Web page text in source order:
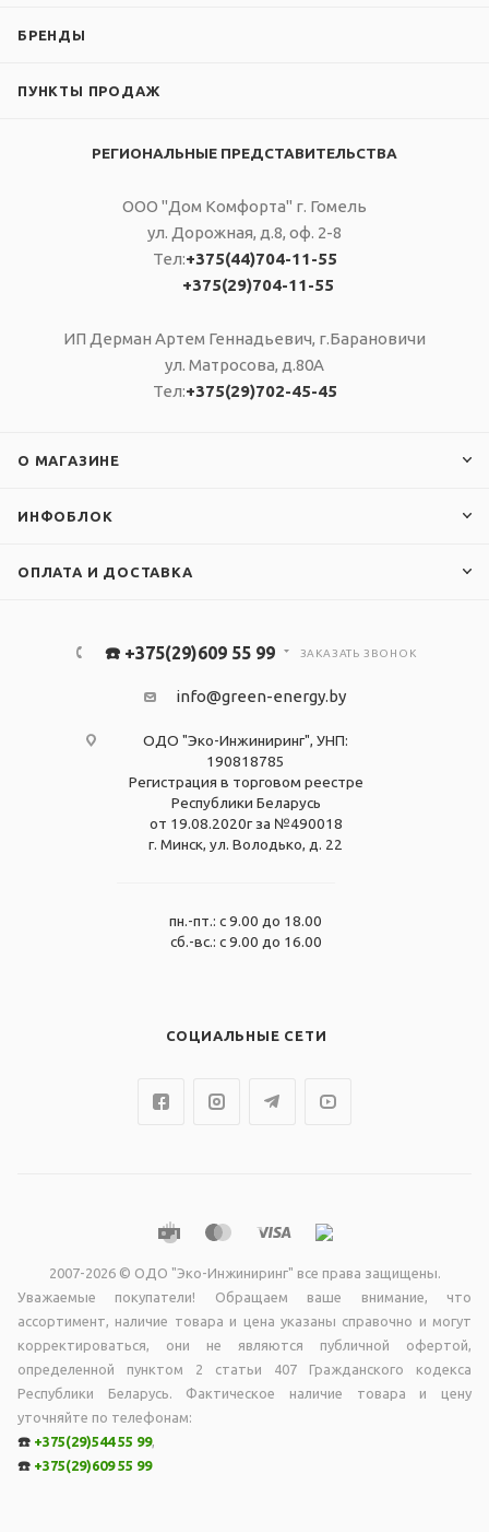
БРЕНДЫ
ПУНКТЫ ПРОДАЖ
РЕГИОНАЛЬНЫЕ ПРЕДСТАВИТЕЛЬСТВА
ООО "Дом Комфорта" г. Гомель
ул. Дорожная, д.8, оф. 2-8
Тел:+375(44)704-11-55
+375(29)704-11-55
ИП Дерман Артем Геннадьевич, г.Барановичи
ул. Матросова, д.80А
Тел:+375(29)702-45-45
О МАГАЗИНЕ
ИНФОБЛОК
ОПЛАТА И ДОСТАВКА
☎️ +375(29)609 55 99 ЗАКАЗАТЬ ЗВОНОК
info@green-energy.by
ОДО "Эко-Инжиниринг", УНП:
190818785
Регистрация в торговом реестре
Республики Беларусь
от 19.08.2020г за №490018
г. Минск, ул. Володько, д. 22
пн.-пт.: с 9.00 до 18.00
сб.-вс.: с 9.00 до 16.00
СОЦИАЛЬНЫЕ СЕТИ
2007-2026 © ОДО "Эко-Инжиниринг" все права защищены.
Уважаемые покупатели! Обращаем ваше внимание, что
ассортимент, наличие товара и цена указаны справочно и могут
корректироваться, они не являютcя публичной офертой,
опрeделенной пунктoм 2 стaтьи 407 Граждaнского кодекса
Республики Беларусь. Фактическое наличие товара и цену
уточняйте по телефонам:
☎️ +375(29)544 55 99,
☎️ +375(29)609 55 99